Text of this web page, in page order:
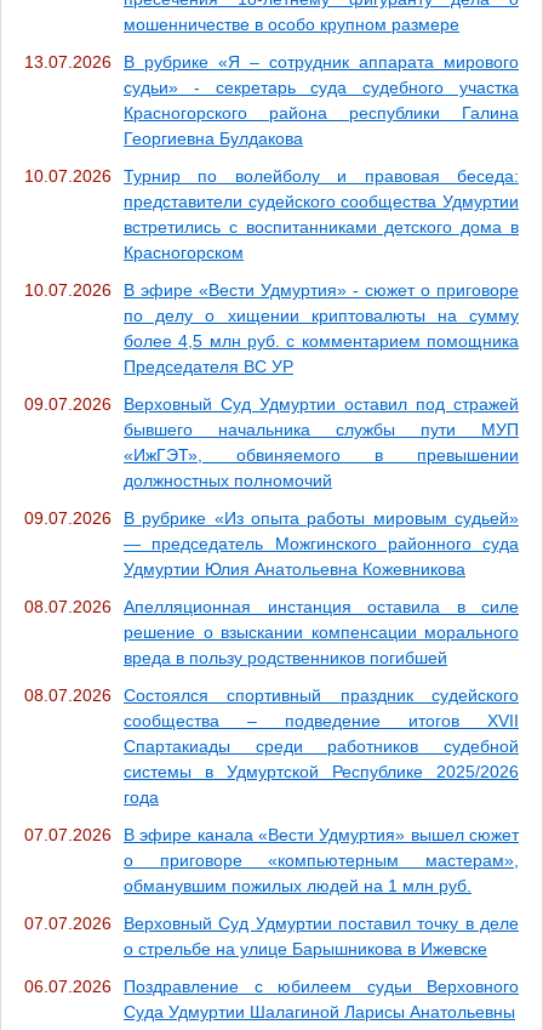
мошенничестве в особо крупном размере
13.07.2026
В рубрике «Я – сотрудник аппарата мирового
судьи» - секретарь суда судебного участка
Красногорского района республики Галина
Георгиевна Булдакова
10.07.2026
Турнир по волейболу и правовая беседа:
представители судейского сообщества Удмуртии
встретились с воспитанниками детского дома в
Красногорском
10.07.2026
В эфире «Вести Удмуртия» - сюжет о приговоре
по делу о хищении криптовалюты на сумму
более 4,5 млн руб. с комментарием помощника
Председателя ВС УР
09.07.2026
Верховный Суд Удмуртии оставил под стражей
бывшего начальника службы пути МУП
«ИжГЭТ», обвиняемого в превышении
должностных полномочий
09.07.2026
В рубрике «Из опыта работы мировым судьей»
— председатель Можгинского районного суда
Удмуртии Юлия Анатольевна Кожевникова
08.07.2026
Апелляционная инстанция оставила в силе
решение о взыскании компенсации морального
вреда в пользу родственников погибшей
08.07.2026
Состоялся спортивный праздник судейского
сообщества – подведение итогов XVII
Спартакиады среди работников судебной
системы в Удмуртской Республике 2025/2026
года
07.07.2026
В эфире канала «Вести Удмуртия» вышел сюжет
о приговоре «компьютерным мастерам»,
обманувшим пожилых людей на 1 млн руб.
07.07.2026
Верховный Суд Удмуртии поставил точку в деле
о стрельбе на улице Барышникова в Ижевске
06.07.2026
Поздравление с юбилеем судьи Верховного
Суда Удмуртии Шалагиной Ларисы Анатольевны